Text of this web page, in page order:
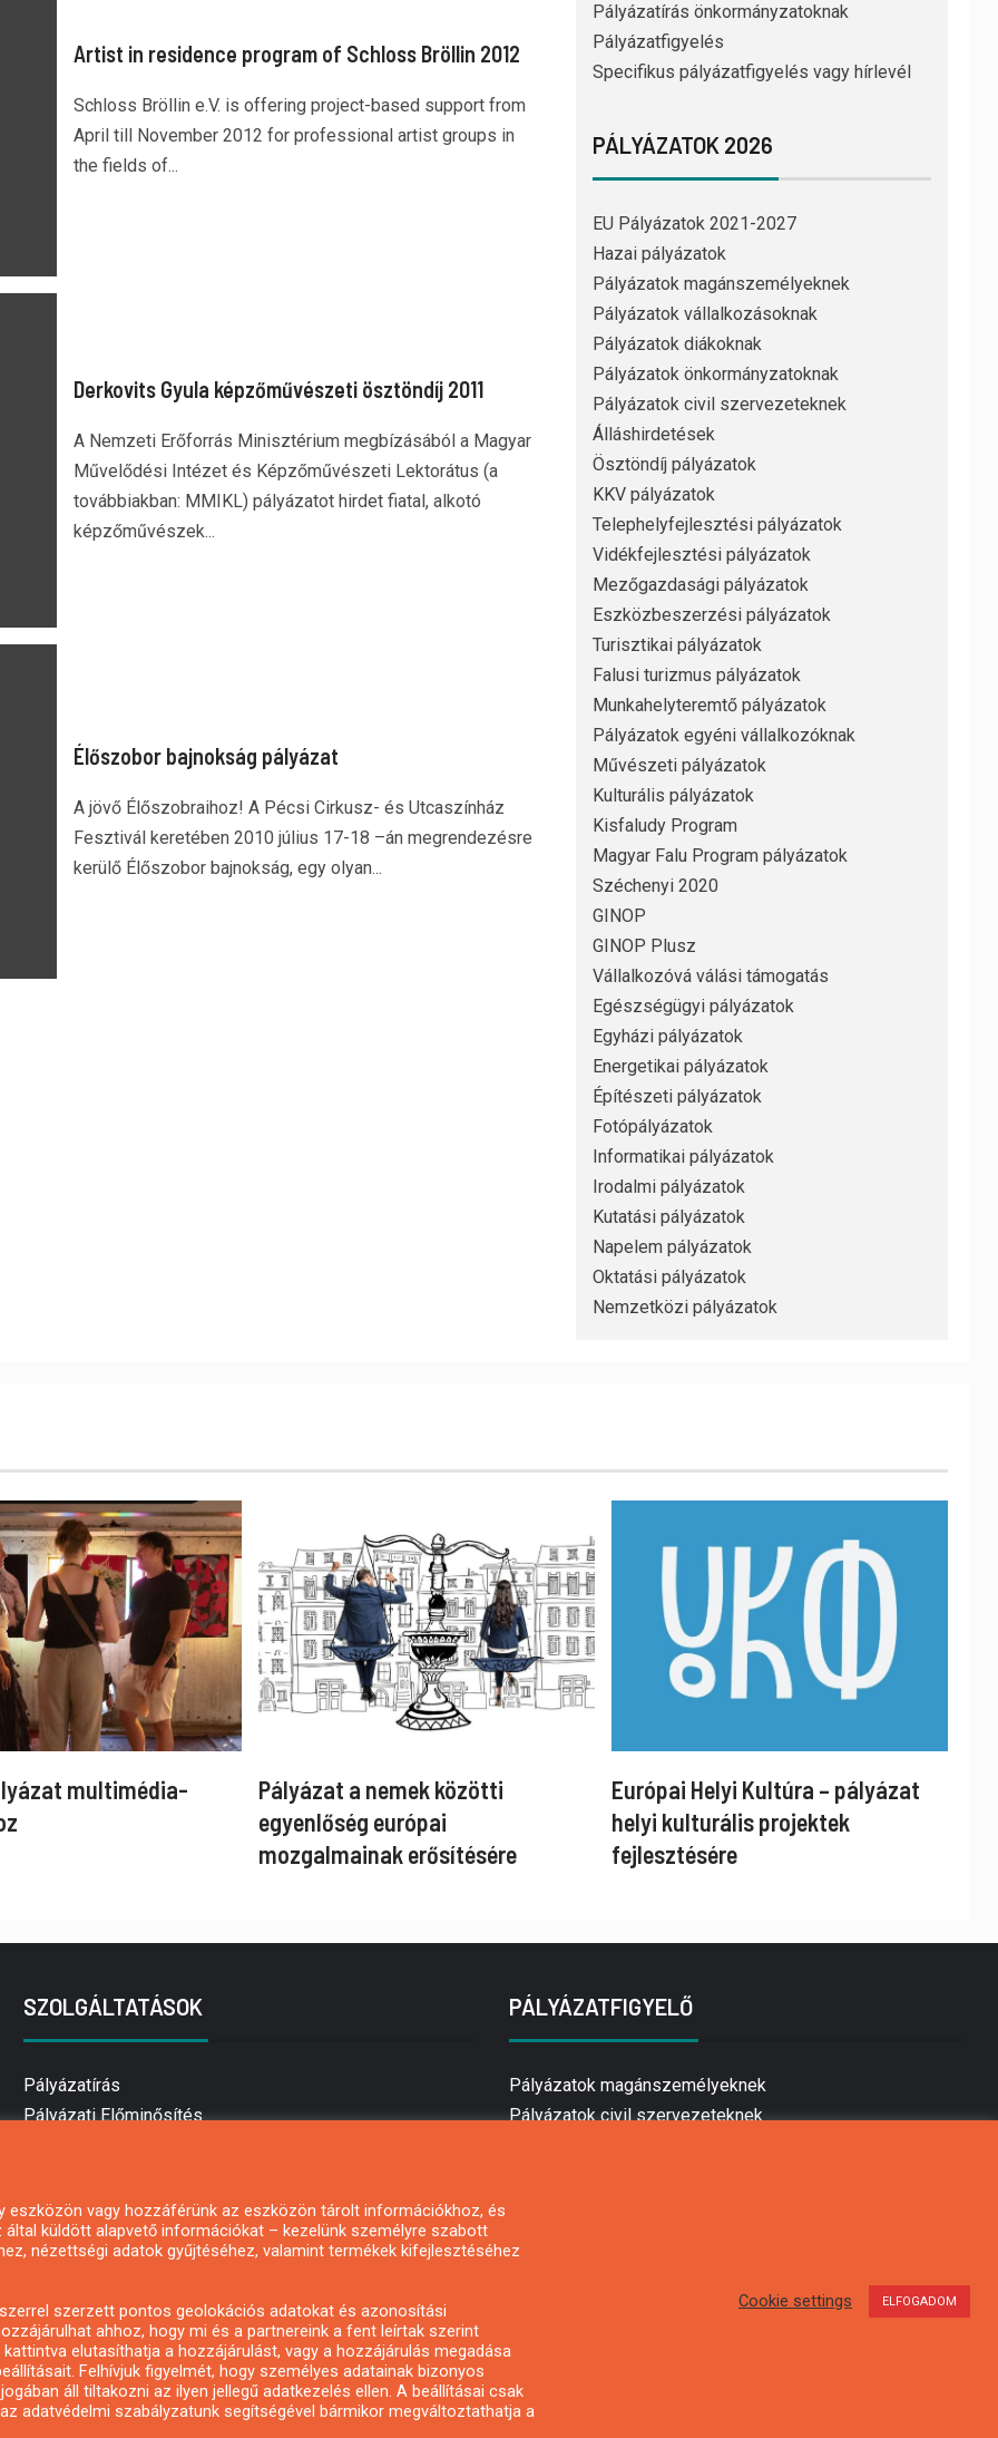
Artist in residence program of Schloss Bröllin 2012
Schloss Bröllin e.V. is offering project-based support from
April till November 2012 for professional artist groups in
the fields of...
Derkovits Gyula képzőművészeti ösztöndíj 2011
A Nemzeti Erőforrás Minisztérium megbízásából a Magyar
Művelődési Intézet és Képzőművészeti Lektorátus (a
továbbiakban: MMIKL) pályázatot hirdet fiatal, alkotó
képzőművészek...
Élőszobor bajnokság pályázat
A jövő Élőszobraihoz! A Pécsi Cirkusz- és Utcaszínház
Fesztivál keretében 2010 július 17-18 –án megrendezésre
kerülő Élőszobor bajnokság, egy olyan...
Pályázatírás önkormányzatoknak
Pályázatfigyelés
Specifikus pályázatfigyelés vagy hírlevél
PÁLYÁZATOK 2026
EU Pályázatok 2021-2027
Hazai pályázatok
Pályázatok magánszemélyeknek
Pályázatok vállalkozásoknak
Pályázatok diákoknak
Pályázatok önkormányzatoknak
Pályázatok civil szervezeteknek
Álláshirdetések
Ösztöndíj pályázatok
KKV pályázatok
Telephelyfejlesztési pályázatok
Vidékfejlesztési pályázatok
Mezőgazdasági pályázatok
Eszközbeszerzési pályázatok
Turisztikai pályázatok
Falusi turizmus pályázatok
Munkahelyteremtő pályázatok
Pályázatok egyéni vállalkozóknak
Művészeti pályázatok
Kulturális pályázatok
Kisfaludy Program
Magyar Falu Program pályázatok
Széchenyi 2020
GINOP
GINOP Plusz
Vállalkozóvá válási támogatás
Egészségügyi pályázatok
Egyházi pályázatok
Energetikai pályázatok
Építészeti pályázatok
Fotópályázatok
Informatikai pályázatok
Irodalmi pályázatok
Kutatási pályázatok
Napelem pályázatok
Oktatási pályázatok
Nemzetközi pályázatok
multimédia-
Pályázat a nemek közötti
egyenlőség európai
mozgalmainak erősítésére
Európai Helyi Kultúra – pályázat
helyi kulturális projektek
fejlesztésére
SZOLGÁLTATÁSOK
Pályázatírás
Pályázati Előminősítés
Mezőgazdasági pályázatírás
Pályázatírás magánszemélyeknek
Pályázatírás civil szervezeteknek
Pályázatfigyelés
Specifikus pályázatfigyelés vagy hírlevél
PÁLYÁZATFIGYELŐ
Pályázatok magánszemélyeknek
Pályázatok civil szervezeteknek
vagy hozzáférünk az eszközön tárolt információkhoz, és
küldött alapvető információkat – kezelünk személyre szabott
nézettségi adatok gyűjtéséhez, valamint termékek kifejlesztéséhez
szerzett pontos geolokációs adatokat és azonosítási
ahhoz, hogy mi és a partnereink a fent leírtak szerint
elutasíthatja a hozzájárulást, vagy a hozzájárulás megadása
Felhívjuk figyelmét, hogy személyes adatainak bizonyos
áll tiltakozni az ilyen jellegű adatkezelés ellen. A beállításai csak
adatvédelmi szabályzatunk segítségével bármikor megváltoztathatja a
Cookie settings ELFOGADOM